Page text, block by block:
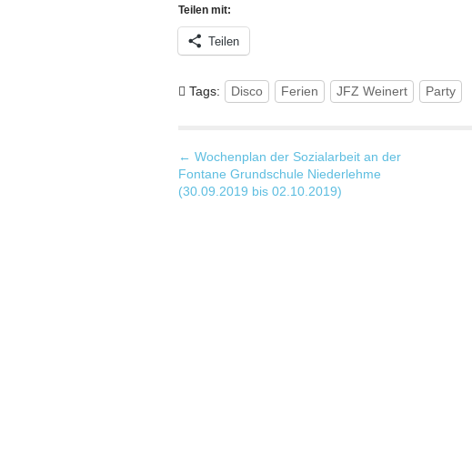
Teilen mit:
Teilen
Tags: Disco Ferien JFZ Weinert Party
P
o
s
← Wochenplan der Sozialarbeit an der
Fontane Grundschule Niederlehme
(30.09.2019 bis 02.10.2019)